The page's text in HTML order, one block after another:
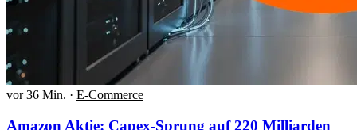
vor 36 Min. · E-Commerce
Amazon Aktie: Capex-Sprung auf 220 Milliarden